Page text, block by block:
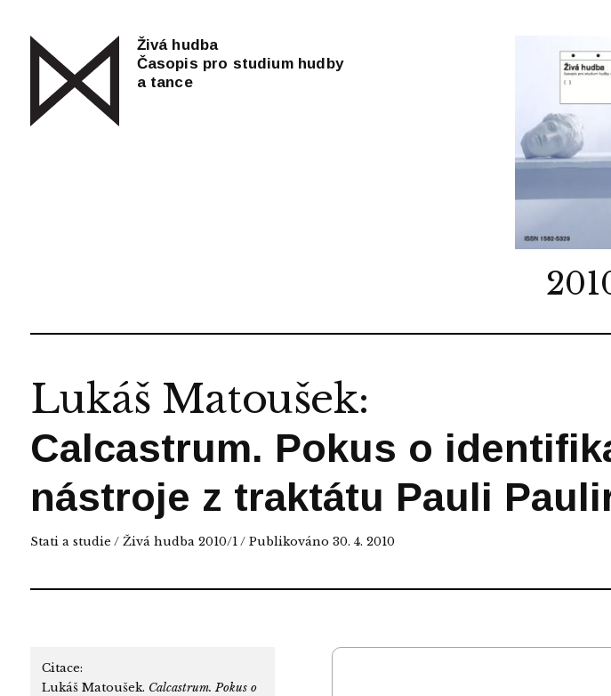
Živá hudba
Časopis pro studium hudby
a tance
Lukáš Matoušek:
Calcastrum. Pokus o
nástroje z traktátu Pauli
Stati a studie / Živá hudba 2010/1/ Publikováno 30. 4. 2010
Citace:
Lukáš Matoušek. Calcastrum. Pokus o